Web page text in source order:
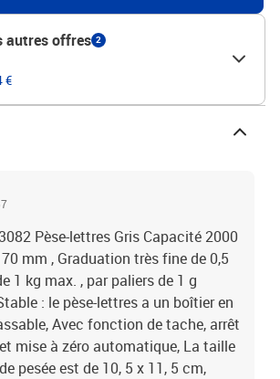
autres offres 2
€
Pèse-lettres Gris Capacité 2000
mm , Graduation très fine de 0,5
1 kg max. , par paliers de 1 g
: le pèse-lettres a un boîtier en
Avec fonction de tache, arrêt
mise à zéro automatique, La taille
pesée est de 10, 5 x 11, 5 cm,